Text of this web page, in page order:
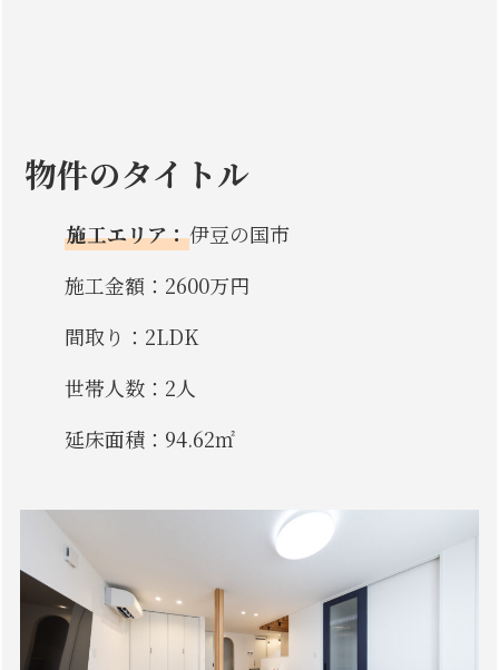
物件のタイトル
施工エリア：伊豆の国市
施工金額：2600万円
間取り：2LDK
世帯人数：2人
延床面積：94.62㎡